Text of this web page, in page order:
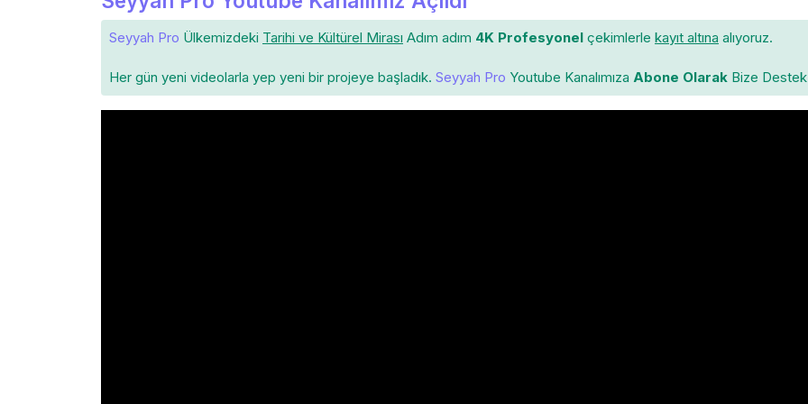
Seyyah Pro Ülkemizdeki Tarihi ve Kültürel Mirası Adım adım 4K Profesyonel çekimlerle kayıt altına alıyoruz.
Her gün yeni videolarla yep yeni bir projeye başladık. Seyyah Pro Youtube Kanalımıza Abone Olarak Bize Destek